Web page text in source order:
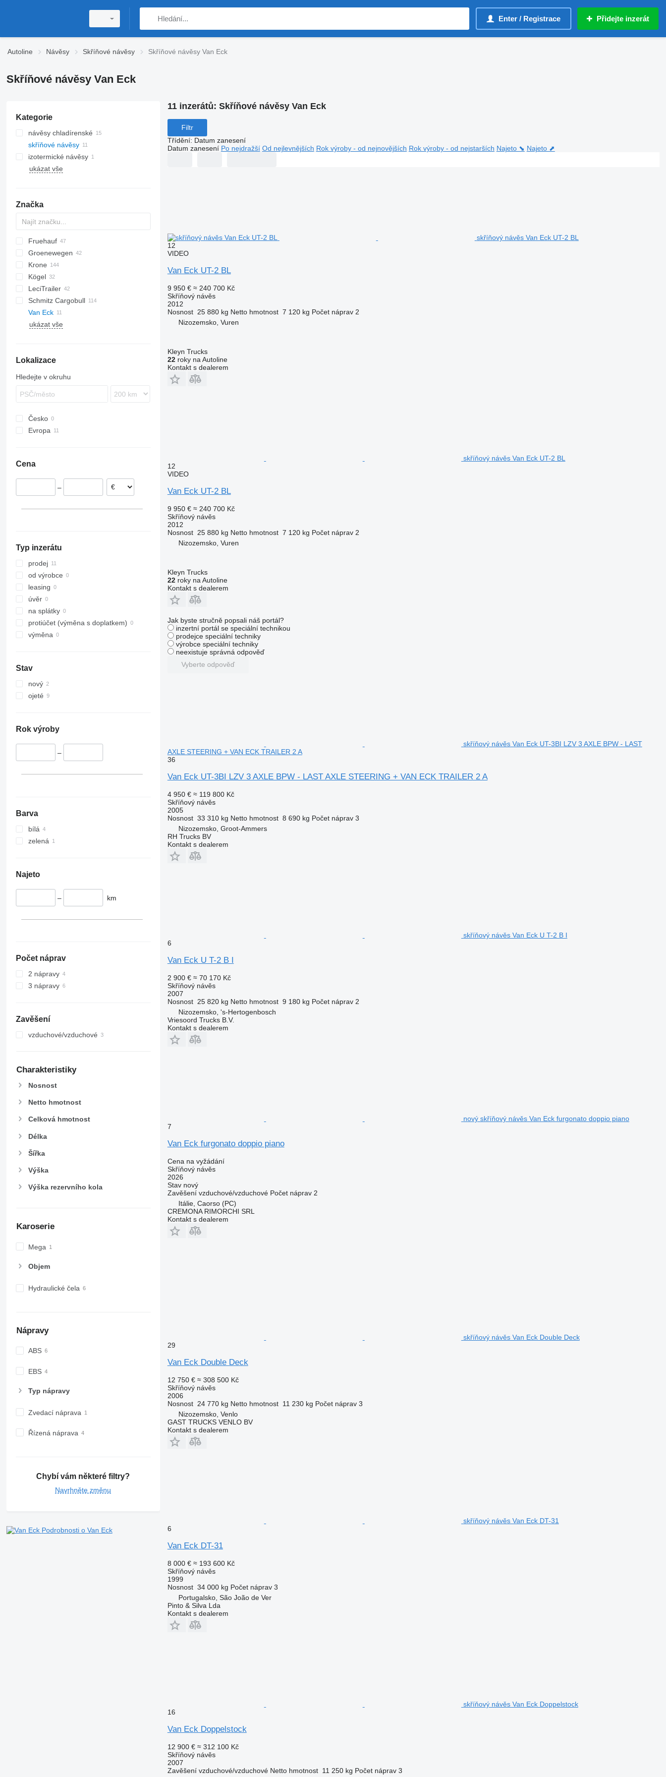
Enter / Registrace Přidejte inzerát
Autoline Návěsy Skříňové návěsy Skříňové návěsy Van Eck
Skříňové návěsy Van Eck
Kategorie
návěsy chladírenské
skříňové návěsy
izotermické návěsy
ukázat vše
Značka
AS
TSAA
BPO
CSD
OPL
TXA
L-series
T-series
SZS
FLO
Fruehauf
TF
TX
Groenewegen
DRO
DO
S-series
K-series
CF
Krone
Profi Liner
SD
SDK
SDP
SDR
Kögel
S 24
SN
SP
O-3
LeciTrailer
LTP
T-series
TBD
TXD
RSBS
ROC
Kaiser
SR
ST
Schmitz Cargobull
KO
S-series
SKO
SGL
SLG
S-series
F-series
LPRS
TO
ST
Van Eck
ukázat vše
Lokalizace
Hledejte v okruhu
Česko
Evropa
Belgie
Rakousko
Cena
–
Typ inzerátu
prodej
od výrobce
leasing
úvěr
na splátky
protiúčet (výměna s doplatkem)
výměna
Stav
nový
ojeté
Rok výroby
–
Barva
bílá
zelená
Najeto
– km
Počet náprav
2 nápravy
3 nápravy
Zavěšení
vzduchové/vzduchové
Charakteristiky
Nosnost
Netto hmotnost
Celková hmotnost
Délka
Šířka
Výška
Výška rezervního kola
Karoserie
Mega
Objem
Hydraulické čela
Nápravy
ABS
EBS
Typ nápravy
Zvedací náprava
Řízená náprava
Chybí vám některé filtry?
Navrhněte změnu
Podrobnosti o Van Eck
11 inzerátů: Skříňové návěsy Van Eck
Filtr
Třídění: Datum zanesení
Datum zanesení Po nejdražší Od nejlevnějších Rok výroby - od nejnovějších Rok výroby - od nejstarších Najeto ⬊ Najeto ⬈
skříňový návěs Van Eck UT-2 BL
12
VIDEO
Van Eck UT-2 BL
9 950 € ≈ 240 700 Kč
Skříňový návěs
2012
Nosnost 25 880 kg Netto hmotnost 7 120 kg Počet náprav 2
Nizozemsko, Vuren
Kleyn Trucks
22roky na Autoline
Kontakt s dealerem
skříňový návěs Van Eck UT-2 BL
12
VIDEO
Van Eck UT-2 BL
9 950 € ≈ 240 700 Kč
Skříňový návěs
2012
Nosnost 25 880 kg Netto hmotnost 7 120 kg Počet náprav 2
Nizozemsko, Vuren
Kleyn Trucks
22roky na Autoline
Kontakt s dealerem
Jak byste stručně popsali náš portál?
inzertní portál se speciální technikou
prodejce speciální techniky
výrobce speciální techniky
neexistuje správná odpověď
Vyberte odpověď
skříňový návěs Van Eck UT-3BI LZV 3 AXLE BPW - LAST
AXLE STEERING + VAN ECK TRAILER 2 A
36
Van Eck UT-3BI LZV 3 AXLE BPW - LAST AXLE STEERING + VAN ECK TRAILER 2 A
4 950 € ≈ 119 800 Kč
Skříňový návěs
2005
Nosnost 33 310 kg Netto hmotnost 8 690 kg Počet náprav 3
Nizozemsko, Groot-Ammers
RH Trucks BV
Kontakt s dealerem
skříňový návěs Van Eck U T-2 B I
6
Van Eck U T-2 B I
2 900 € ≈ 70 170 Kč
Skříňový návěs
2007
Nosnost 25 820 kg Netto hmotnost 9 180 kg Počet náprav 2
Nizozemsko, 's-Hertogenbosch
Vriesoord Trucks B.V.
Kontakt s dealerem
nový skříňový návěs Van Eck furgonato doppio piano
7
Van Eck furgonato doppio piano
Cena na vyžádání
Skříňový návěs
2026
Stavnový
Zavěšení vzduchové/vzduchové Počet náprav 2
Itálie, Caorso (PC)
CREMONA RIMORCHI SRL
Kontakt s dealerem
skříňový návěs Van Eck Double Deck
29
Van Eck Double Deck
12 750 € ≈ 308 500 Kč
Skříňový návěs
2006
Nosnost 24 770 kg Netto hmotnost 11 230 kg Počet náprav 3
Nizozemsko, Venlo
GAST TRUCKS VENLO BV
Kontakt s dealerem
skříňový návěs Van Eck DT-31
6
Van Eck DT-31
8 000 € ≈ 193 600 Kč
Skříňový návěs
1999
Nosnost 34 000 kg Počet náprav 3
Portugalsko, São João de Ver
Pinto & Silva Lda
Kontakt s dealerem
skříňový návěs Van Eck Doppelstock
16
Van Eck Doppelstock
12 900 € ≈ 312 100 Kč
Skříňový návěs
2007
Zavěšení vzduchové/vzduchové Netto hmotnost 11 250 kg Počet náprav 3